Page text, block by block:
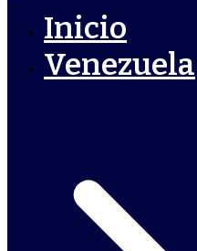
Inicio
Venezuela